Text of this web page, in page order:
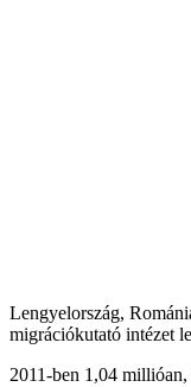
Lengyelország,
migrációkutató intézet
2011-ben 1,04